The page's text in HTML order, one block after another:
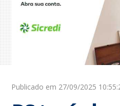
Publicado em 27/09/2025